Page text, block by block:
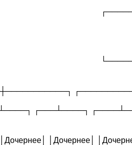
┌───┴────┐
│Дочернее│